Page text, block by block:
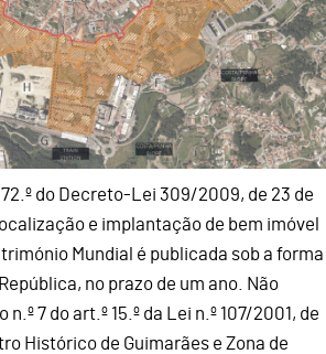
do Decreto-Lei 309/2009, de 23 de
e implantação de bem imóvel
Mundial é publicada sob a forma
no prazo de um ano. Não
7 do art.º 15.º da Lei n.º 107/2001, de
Histórico de Guimarães e Zona de